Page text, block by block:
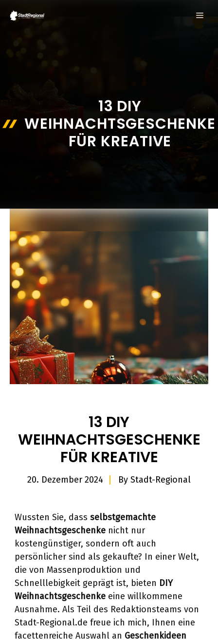
Inhalt
13 DIY
WEIHNACHTSGESCHENKE
FÜR KREATIVE
13 DIY
WEIHNACHTSGESCHENKE
FÜR KREATIVE
20. Dezember 2024 By Stadt-Regional
Wussten Sie, dass selbstgemachte
Weihnachtsgeschenke nicht nur
kostengünstiger, sondern oft auch
persönlicher sind als gekaufte? In einer Welt,
die von Massenproduktion und
Schnelllebigkeit geprägt ist, bieten DIY
Weihnachtsgeschenke eine willkommene
Ausnahme. Als Teil des Redaktionsteams von
Stadt-Regional.de freue ich mich, Ihnen eine
facettenreiche Auswahl an Geschenkideen